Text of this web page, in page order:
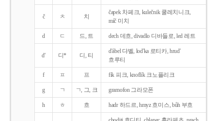
č ㅊ 치
čapek 차페크, kulečnik 쿨레치니크,
míč 미치
d ㄷ 드, 트 dech 데흐, divadlo 디바들로, led 레트
d' 디* 디, 티
d'ábel 댜벨, lod'ka 로티카, hrud'
흐루티
f ㅍ 프 fík 피크, knoflík 크노플리크
g ㄱ ㄱ, 그, 크 gramofon 그라모폰
h ㅎ 흐 hadr 하드르, hmyz 흐미스, bůh 부흐